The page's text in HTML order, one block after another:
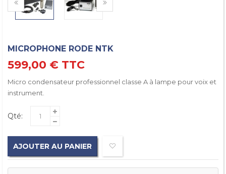
MICROPHONE RODE NTK
599,00 € TTC
Micro condensateur professionnel classe A à lampe pour voix et
instrument.
Qté:
AJOUTER AU PANIER